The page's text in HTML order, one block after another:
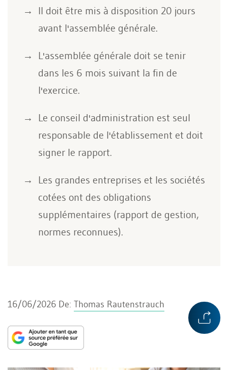
Il doit être mis à disposition 20 jours
avant l'assemblée générale.
L'assemblée générale doit se tenir
dans les 6 mois suivant la fin de
l'exercice.
Le conseil d'administration est seul
responsable de l'établissement et doit
signer le rapport.
Les grandes entreprises et les sociétés
cotées ont des obligations
supplémentaires (rapport de gestion,
normes reconnues).
16/06/2026 De: Thomas Rautenstrauch